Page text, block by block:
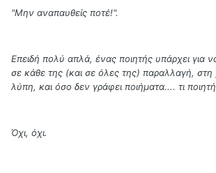
"Μην αναπαυθείς ποτέ!".
Επειδή πολύ απλά, ένας ποιητής υπάρχει για
σε κάθε της (και σε όλες της) παραλλαγή, στη
λύπη, και όσο δεν γράφει ποιήματα.... τι
Όχι, όχι.